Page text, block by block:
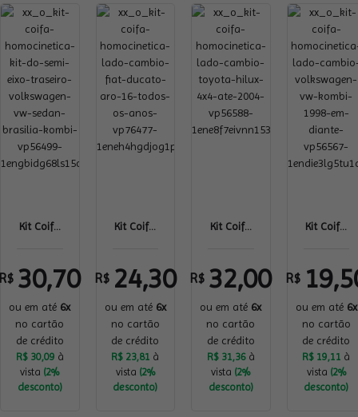
Kit Coif...
30,70
ou em até 6x
no cartão
de crédito
R$ 30,09 à
vista (2%
desconto)
Kit Coif...
R$ 24,30
ou em até 6x
no cartão
de crédito
R$ 23,81 à
vista (2%
desconto)
Kit Coif...
R$ 32,00
ou em até 6x
no cartão
de crédito
R$ 31,36à
vista (2%
desconto)
Kit Coif...
R$
ou em até 6x
no cartão
de crédito
R$ 19,11 à
vista (2%
desconto)